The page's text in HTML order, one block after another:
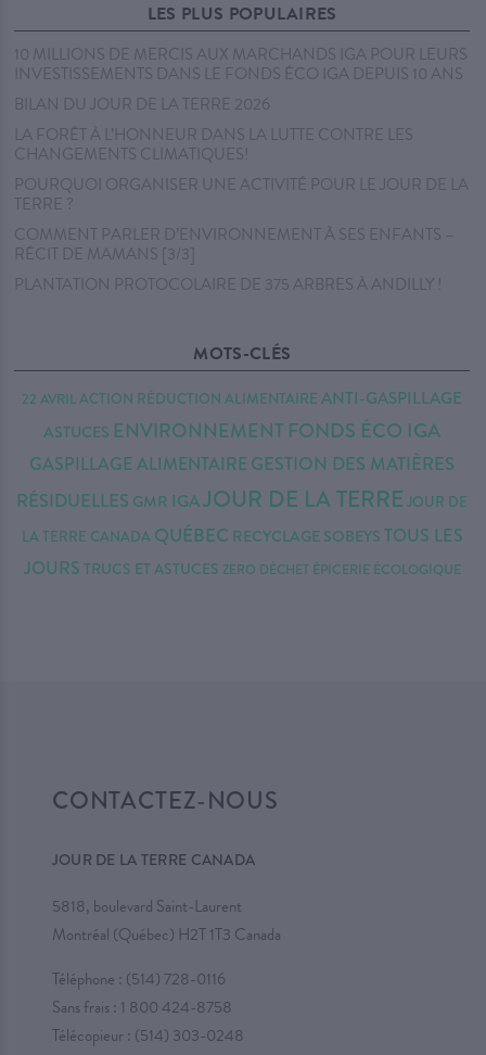
LES PLUS POPULAIRES
10 MILLIONS DE MERCIS AUX MARCHANDS IGA POUR LEURS
INVESTISSEMENTS DANS LE FONDS ÉCO IGA DEPUIS 10 ANS
BILAN DU JOUR DE LA TERRE 2026
LA FORÊT À L’HONNEUR DANS LA LUTTE CONTRE LES
CHANGEMENTS CLIMATIQUES!
POURQUOI ORGANISER UNE ACTIVITÉ POUR LE JOUR DE LA
TERRE ?
COMMENT PARLER D’ENVIRONNEMENT À SES ENFANTS –
RÉCIT DE MAMANS [3/3]
PLANTATION PROTOCOLAIRE DE 375 ARBRES À ANDILLY !
MOTS-CLÉS
22 AVRILACTION RÉDUCTION ALIMENTAIRE ANTI-GASPILLAGE
ASTUCES ENVIRONNEMENTFONDS ÉCO IGA
GASPILLAGE ALIMENTAIREGESTION DES MATIÈRES
RÉSIDUELLES GMR IGAJOUR DE LA TERRE JOUR DE
LA TERRE CANADA QUÉBEC RECYCLAGE SOBEYS TOUS LES
JOURS TRUCS ET ASTUCES ZERO DÉCHET ÉPICERIE ÉCOLOGIQUE
CONTACTEZ-NOUS
JOUR DE LA TERRE CANADA
5818, boulevard Saint-Laurent
Montréal (Québec) H2T 1T3 Canada
Téléphone : (514) 728-0116
Sans frais : 1 800 424-8758
Télécopieur : (514) 303-0248